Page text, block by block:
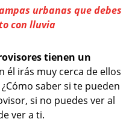
urbanas que debes
con lluvia
tienen un
él irás muy cerca de ellos
saber si te pueden
si no puedes ver al
ver a ti.